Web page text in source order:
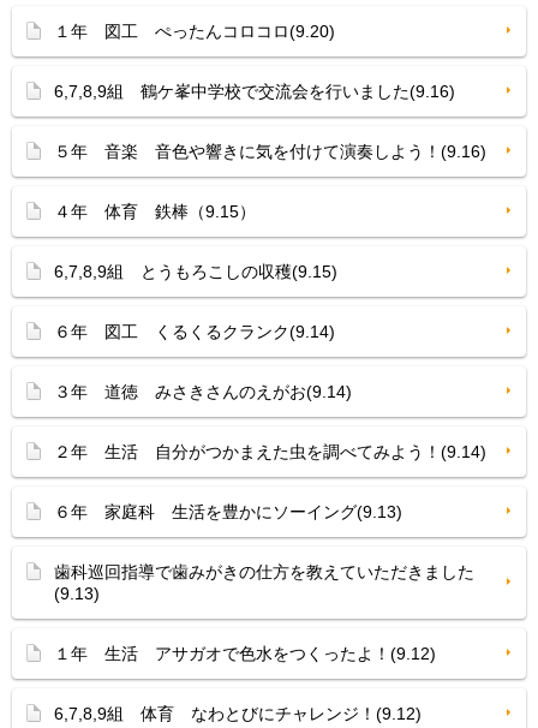
１年 図工 ぺったんコロコロ(9.20)
6,7,8,9組 鶴ケ峯中学校で交流会を行いました(9.16)
５年 音楽 音色や響きに気を付けて演奏しよう！(9.16)
４年 体育 鉄棒（9.15）
6,7,8,9組 とうもろこしの収穫(9.15)
６年 図工 くるくるクランク(9.14)
３年 道徳 みさきさんのえがお(9.14)
２年 生活 自分がつかまえた虫を調べてみよう！(9.14)
６年 家庭科 生活を豊かにソーイング(9.13)
歯科巡回指導で歯みがきの仕方を教えていただきました
(9.13)
１年 生活 アサガオで色水をつくったよ！(9.12)
6,7,8,9組 体育 なわとびにチャレンジ！(9.12)